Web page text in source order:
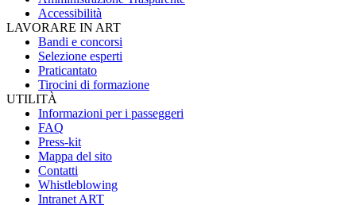
Accessibilità
LAVORARE IN ART
Bandi e concorsi
Selezione esperti
Praticantato
Tirocini di formazione
UTILITÀ
Informazioni per i passeggeri
FAQ
Press-kit
Mappa del sito
Contatti
Whistleblowing
Intranet ART